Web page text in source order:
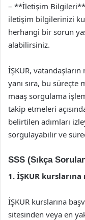
– **İletişim
iletişim bilgilerinizi
herhangi bir sorun
alabilirsiniz.
İŞKUR,
yanı sıra, bu süreçte
maaş sorgulama
takip etmeleri
belirtilen adımları
sorgulayabilir ve
SSS (Sıkça
1. İŞKUR
İŞKUR kurslarına
sitesinden veya en